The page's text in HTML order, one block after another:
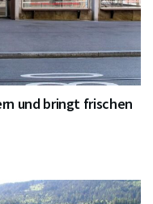
und bringt frischen